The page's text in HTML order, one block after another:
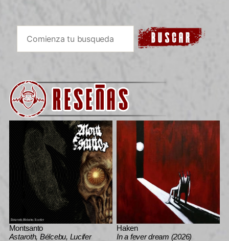
Montsanto
Astaroth, Bélcebu, Lucifer
Haken
In a fever dream (2026)